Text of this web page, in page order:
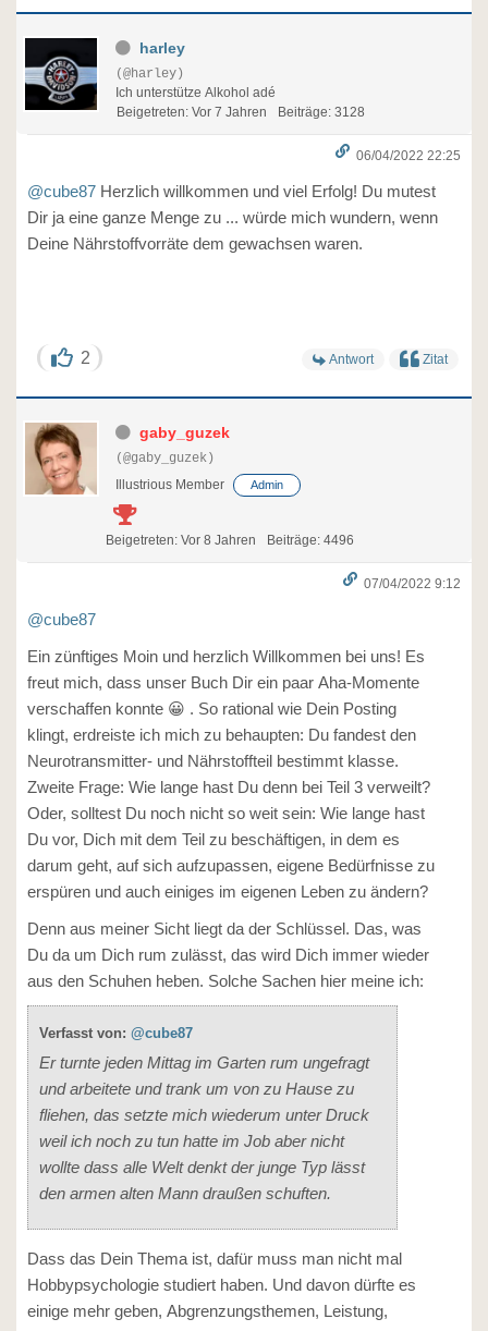
harley
(@harley)
Ich unterstütze Alkohol adé
Beigetreten: Vor 7 Jahren
Beiträge: 3128
06/04/2022 22:25
@cube87 Herzlich willkommen und viel Erfolg! Du mutest
Dir ja eine ganze Menge zu ... würde mich wundern, wenn
Deine Nährstoffvorräte dem gewachsen waren.
2 Antwort Zitat
gaby_guzek
(@gaby_guzek)
Illustrious Member
Admin
Beigetreten: Vor 8 Jahren Beiträge: 4496
07/04/2022 9:12
@cube87
Ein zünftiges Moin und herzlich Willkommen bei uns! Es
freut mich, dass unser Buch Dir ein paar Aha-Momente
verschaffen konnte 😀 . So rational wie Dein Posting
klingt, erdreiste ich mich zu behaupten: Du fandest den
Neurotransmitter- und Nährstoffteil bestimmt klasse.
Zweite Frage: Wie lange hast Du denn bei Teil 3 verweilt?
Oder, solltest Du noch nicht so weit sein: Wie lange hast
Du vor, Dich mit dem Teil zu beschäftigen, in dem es
darum geht, auf sich aufzupassen, eigene Bedürfnisse zu
erspüren und auch einiges im eigenen Leben zu ändern?
Denn aus meiner Sicht liegt da der Schlüssel. Das, was
Du da um Dich rum zulässt, das wird Dich immer wieder
aus den Schuhen heben. Solche Sachen hier meine ich:
Verfasst von: @cube87
Er turnte jeden Mittag im Garten rum ungefragt
und arbeitete und trank um von zu Hause zu
fliehen, das setzte mich wiederum unter Druck
weil ich noch zu tun hatte im Job aber nicht
wollte dass alle Welt denkt der junge Typ lässt
den armen alten Mann draußen schuften.
Dass das Dein Thema ist, dafür muss man nicht mal
Hobbypsychologie studiert haben. Und davon dürfte es
einige mehr geben, Abgrenzungsthemen, Leistung,